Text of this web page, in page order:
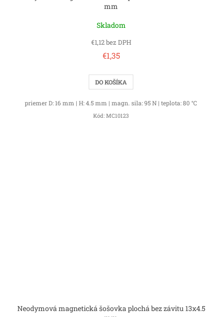
mm
Skladom
€1,12 bez DPH
€1,35
DO KOŠÍKA
priemer D: 16 mm | H: 4.5 mm | magn. sila: 95 N | teplota: 80 °C
Kód: MC10123
Neodymová magnetická šošovka plochá bez závitu 13x4.5